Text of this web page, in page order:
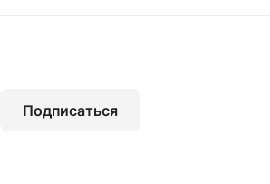
Подписаться